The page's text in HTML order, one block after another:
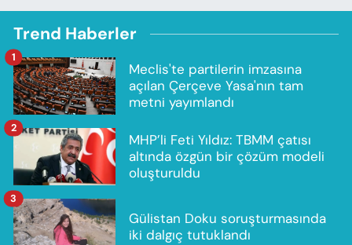
Trend Haberler
Meclis'te partilerin imzasına
açılan Çerçeve Yasa'nın tam
metni yayımlandı
1
MHP’li Feti Yıldız: TBMM çatısı
altında özgün bir çözüm modeli
oluşturuldu
2
Gülistan Doku soruşturmasında
iki dalgıç tutuklandı
3